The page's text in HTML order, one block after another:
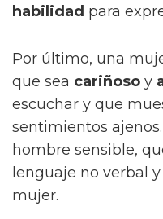
habilidad para
Por último, una
que sea cariñoso y
escuchar y que
sentimientos
hombre sensible,
lenguaje no verbal
mujer.